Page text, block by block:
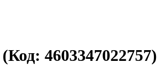
(Код: 4603347022757)